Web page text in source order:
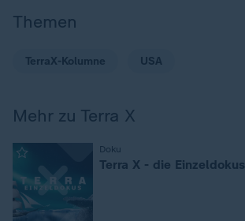
Themen
TerraX-Kolumne USA
Mehr zu Terra X
Doku
Terra X - die Einzeldokus